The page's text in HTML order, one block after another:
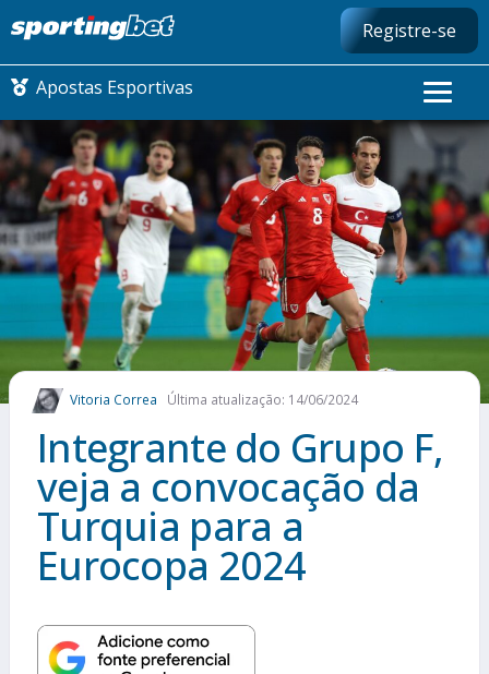
Registre-se
Apostas Esportivas
CONMEBOL LIBERTADORES
FUTEBOL NACIONAL
FUTEBOL INTERNACIONAL
COMO APOSTAR
MAIS ESPORTES
Vitoria Correa Última atualização: 14/06/2024
Integrante do Grupo F,
veja a convocação da
Turquia para a
Eurocopa 2024